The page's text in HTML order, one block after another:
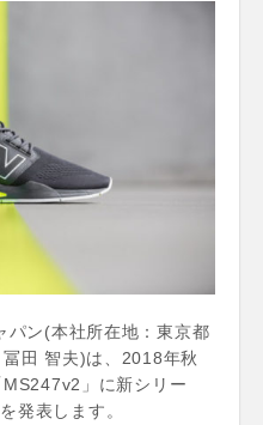
パン(本社所在地：東京都
田 智夫)は、2018年秋
」に新シリー
発表します。